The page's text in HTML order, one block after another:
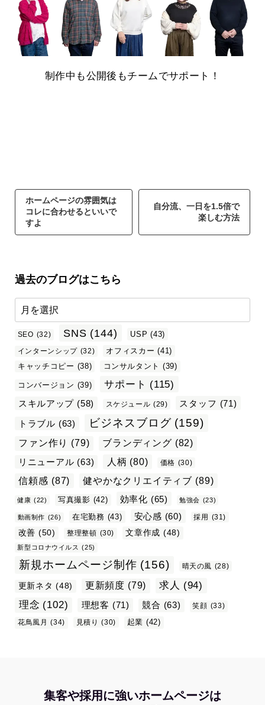
制作中も公開後もチームでサポート！
ホームページの雰囲気は
コレに合わせるといいで
すよ
自分流、一日を1.5倍で
楽しむ方法
過去のブログはこちら
SEO (32) SNS (144) USP (43)
インターンシップ (32) オフィスカー (41)
キャッチコピー (38) コンサルタント (39)
コンバージョン (39) サポート (115)
スキルアップ (58) スケジュール (29) スタッフ (71)
トラブル (63) ビジネスブログ (159)
ファン作り (79) ブランディング (82)
リニューアル (63) 人柄 (80) 価格 (30)
信頼感 (87) 健やかなクリエイティブ (89)
健康 (22) 写真撮影 (42) 効率化 (65) 勉強会 (23)
動画制作 (26) 在宅勤務 (43) 安心感 (60) 採用 (31)
改善 (50) 整理整頓 (30) 文章作成 (48)
新型コロナウイルス (25)
新規ホームページ制作 (156) 晴天の風 (28)
更新ネタ (48) 更新頻度 (79) 求人 (94)
理念 (102) 理想客 (71) 競合 (63) 笑顔 (33)
花鳥風月
(34) 見積り (30) 起業 (42)
集客や採用に強いホームページは